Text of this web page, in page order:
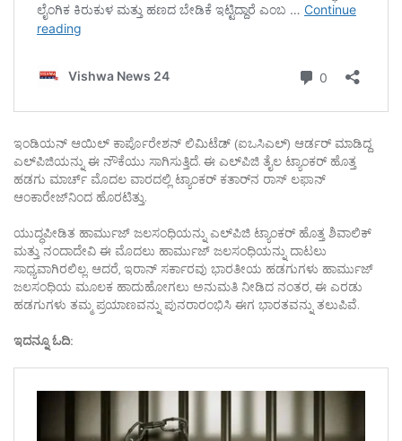
ಇಂಡಿಯನ್ ಆಯಿಲ್ ಕಾರ್ಪೊರೇಶನ್ ಲಿಮಿಟೆಡ್ (ಐಒಸಿಎಲ್) ಆರ್ಡರ್ ಮಾಡಿದ್ದ
ಎಲ್‌ಪಿಜಿಯನ್ನು ಈ ನೌಕೆಯು ಸಾಗಿಸುತ್ತಿದೆ. ಈ ಎಲ್‌ಪಿಜಿ ತೈಲ ಟ್ಯಾಂಕರ್ ಹೊತ್ತ
ಹಡಗು ಮಾರ್ಚ್ ಮೊದಲ ವಾರದಲ್ಲಿ ಟ್ಯಾಂಕರ್ ಕತಾರ್‌ನ ರಾಸ್ ಲಫಾನ್
ಆಂಕಾರೇಜ್‌ನಿಂದ ಹೊರಟಿತ್ತು.
ಯುದ್ಧಪೀಡಿತ ಹಾರ್ಮುಜ್ ಜಲಸಂಧಿಯನ್ನು ಎಲ್‌ಪಿಜಿ ಟ್ಯಾಂಕರ್ ಹೊತ್ತ ಶಿವಾಲಿಕ್
ಮತ್ತು ನಂದಾದೇವಿ ಈ ಮೊದಲು ಹಾರ್ಮುಜ್ ಜಲಸಂಧಿಯನ್ನು ದಾಟಲು
ಸಾಧ್ಯವಾಗಿರಲಿಲ್ಲ. ಆದರೆ, ಇರಾನ್ ಸರ್ಕಾರವು ಭಾರತೀಯ ಹಡಗುಗಳು ಹಾರ್ಮುಜ್
ಜಲಸಂಧಿಯ ಮೂಲಕ ಹಾದುಹೋಗಲು ಅನುಮತಿ ನೀಡಿದ ನಂತರ, ಈ ಎರಡು
ಹಡಗುಗಳು ತಮ್ಮ ಪ್ರಯಾಣವನ್ನು ಪುನರಾರಂಭಿಸಿ ಈಗ ಭಾರತವನ್ನು ತಲುಪಿವೆ.
ಇದನ್ನೂ ಓದಿ: